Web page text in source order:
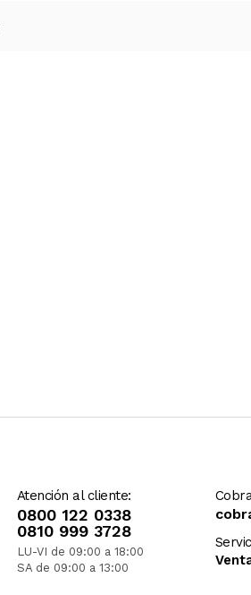
Atención al cliente:
0800 122 0338
0810 999 3728
LU-VI de 09:00 a 18:00
SA de 09:00 a 13:00